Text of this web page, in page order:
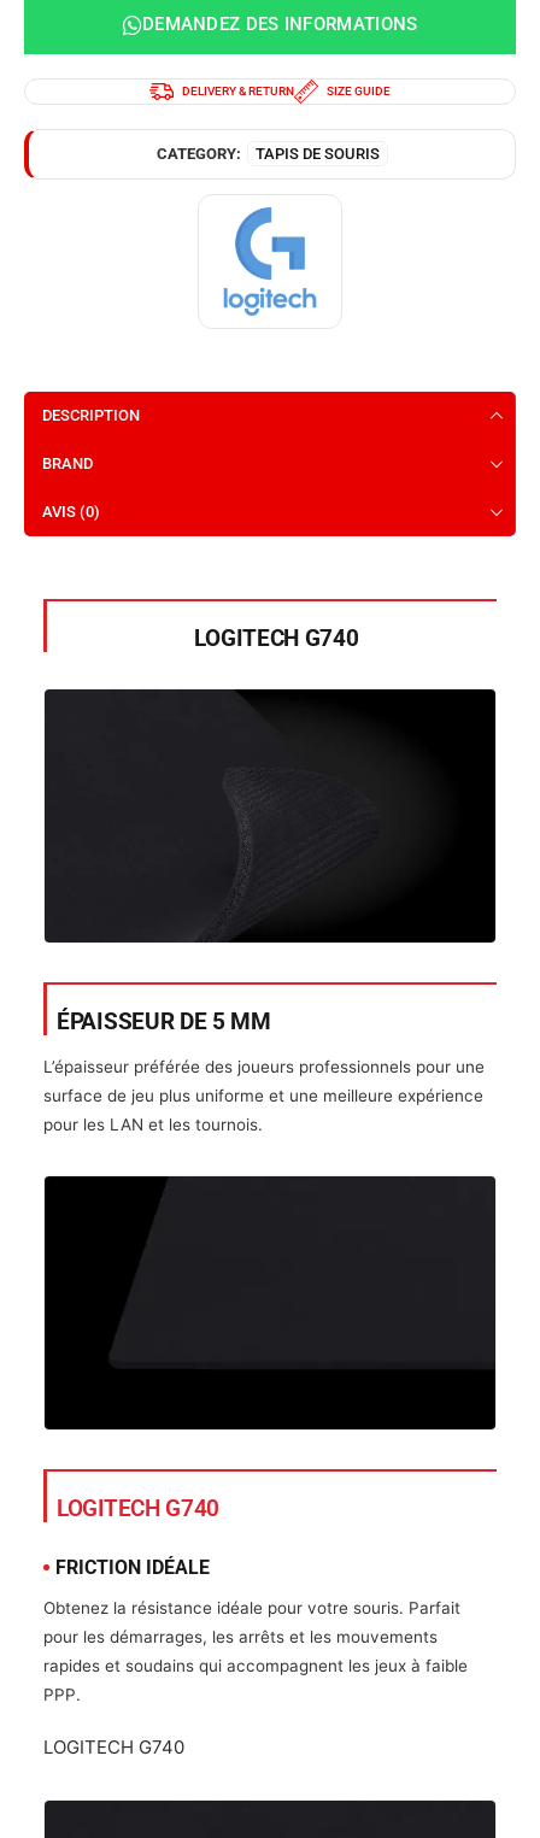
DEMANDEZ DES INFORMATIONS
DELIVERY & RETURN SIZE GUIDE
CATEGORY: TAPIS DE SOURIS
DESCRIPTION
BRAND
AVIS (0)
LOGITECH G740
ÉPAISSEUR DE 5 MM
L’épaisseur préférée des joueurs professionnels pour une
surface de jeu plus uniforme et une meilleure expérience
pour les LAN et les tournois.
LOGITECH G740
FRICTION IDÉALE
Obtenez la résistance idéale pour votre souris. Parfait
pour les démarrages, les arrêts et les mouvements
rapides et soudains qui accompagnent les jeux à faible
PPP.
LOGITECH G740